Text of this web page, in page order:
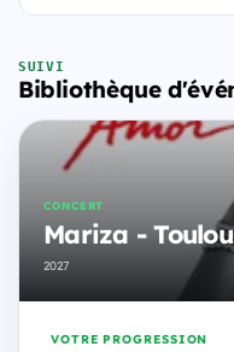
SUIVI
Bibliothèque
CONCERT
Mariza -
2027
VOTRE PROGRESSION